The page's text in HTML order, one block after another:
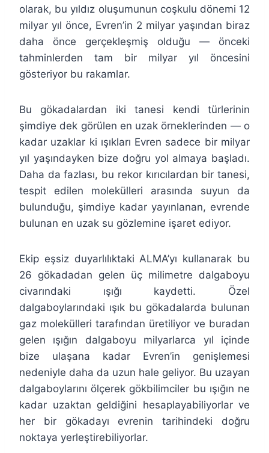
olarak, bu yıldız oluşumunun coşkulu dönemi 12
milyar yıl önce, Evren’in 2 milyar yaşından biraz
daha önce gerçekleşmiş olduğu — önceki
tahminlerden tam bir milyar yıl öncesini
gösteriyor bu rakamlar.
Bu gökadalardan iki tanesi kendi türlerinin
şimdiye dek görülen en uzak örneklerinden — o
kadar uzaklar ki ışıkları Evren sadece bir milyar
yıl yaşındayken bize doğru yol almaya başladı.
Daha da fazlası, bu rekor kırıcılardan bir tanesi,
tespit edilen molekülleri arasında suyun da
bulunduğu, şimdiye kadar yayınlanan, evrende
bulunan en uzak su gözlemine işaret ediyor.
Ekip eşsiz duyarlılıktaki ALMA’yı kullanarak bu
26 gökadadan gelen üç milimetre dalgaboyu
civarındaki ışığı kaydetti. Özel
dalgaboylarındaki ışık bu gökadalarda bulunan
gaz molekülleri tarafından üretiliyor ve buradan
gelen ışığın dalgaboyu milyarlarca yıl içinde
bize ulaşana kadar Evren’in genişlemesi
nedeniyle daha da uzun hale geliyor. Bu uzayan
dalgaboylarını ölçerek gökbilimciler bu ışığın ne
kadar uzaktan geldiğini hesaplayabiliyorlar ve
her bir gökadayı evrenin tarihindeki doğru
noktaya yerleştirebiliyorlar.